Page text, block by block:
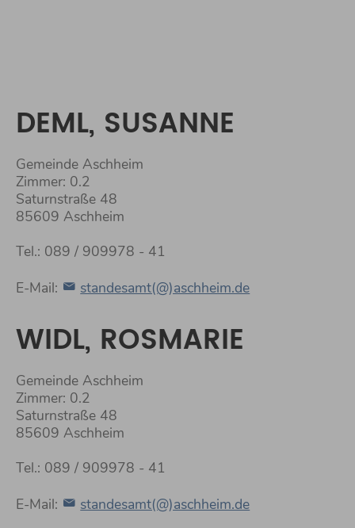
DEML, SUSANNE
Gemeinde Aschheim
Zimmer: 0.2
Saturnstraße 48
85609 Aschheim
Tel.: 089 / 909978 - 41
E-Mail:
standesamt(@)aschheim.de
WIDL, ROSMARIE
Gemeinde Aschheim
Zimmer: 0.2
Saturnstraße 48
85609 Aschheim
Tel.: 089 / 909978 - 41
E-Mail:
standesamt(@)aschheim.de